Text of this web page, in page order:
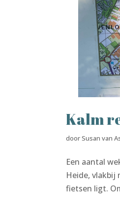
Kalm
doorSusan van
Een aantal
Heide,
fietsen ligt.